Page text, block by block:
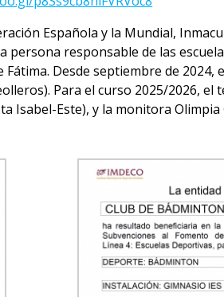
Española y la Mundial,
responsable de las
Desde septiembre de
Para el curso 2025/2026,
Isabel-Este), y la monitora